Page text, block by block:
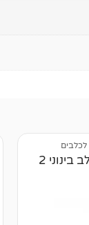
לכלבים
סט כלי לאוכל +מים לכלב בינוני 2